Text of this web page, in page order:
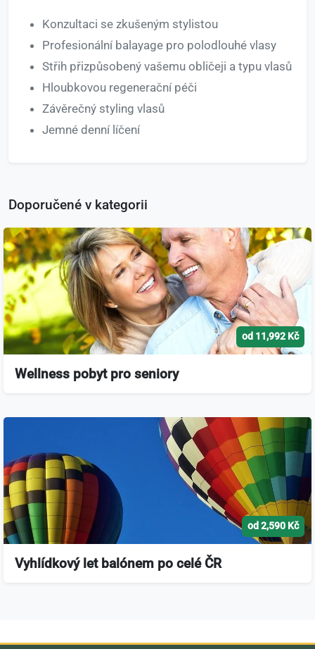
Konzultaci se zkušeným stylistou
Profesionální balayage pro polodlouhé vlasy
Střih přizpůsobený vašemu obličeji a typu vlasů
Hloubkovou regenerační péči
Závěrečný styling vlasů
Jemné denní líčení
Doporučené v kategorii
od 11,992 Kč
Wellness pobyt pro seniory
od 2,590 Kč
Vyhlídkový let balónem po celé ČR